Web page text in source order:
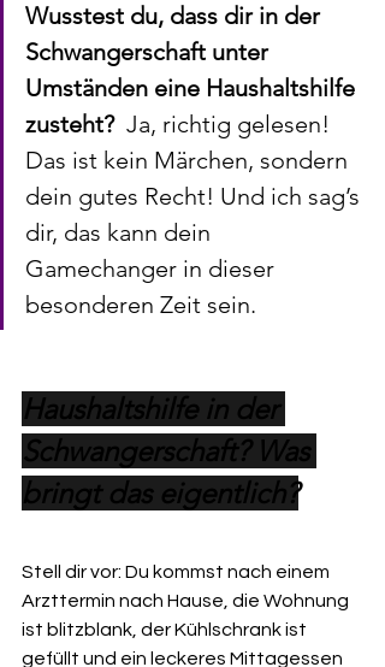
Wusstest du, dass dir in der
Schwangerschaft unter
Umständen eine Haushaltshilfe
zusteht? Ja, richtig gelesen!
Das ist kein Märchen, sondern
dein gutes Recht! Und ich sag’s
dir, das kann dein
Gamechanger in dieser
besonderen Zeit sein.
Haushaltshilfe in der
Schwangerschaft? Was
bringt das eigentlich?
Stell dir vor: Du kommst nach einem
Arzttermin nach Hause, die Wohnung
ist blitzblank, der Kühlschrank ist
gefüllt und ein leckeres Mittagessen